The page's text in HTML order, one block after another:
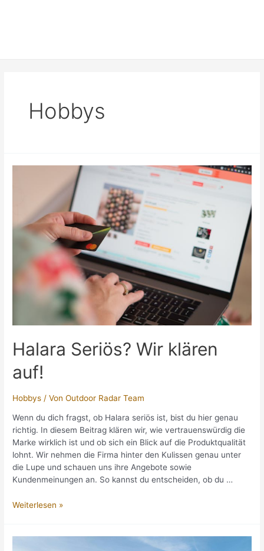
Hobbys
Halara Seriös? Wir klären
auf!
Hobbys / VonOutdoor Radar Team
Wenn du dich fragst, ob Halara seriös ist, bist du hier genau
richtig. In diesem Beitrag klären wir, wie vertrauenswürdig die
Marke wirklich ist und ob sich ein Blick auf die Produktqualität
lohnt. Wir nehmen die Firma hinter den Kulissen genau unter
die Lupe und schauen uns ihre Angebote sowie
Kundenmeinungen an. So kannst du entscheiden, ob du …
Halara
Weiterlesen »